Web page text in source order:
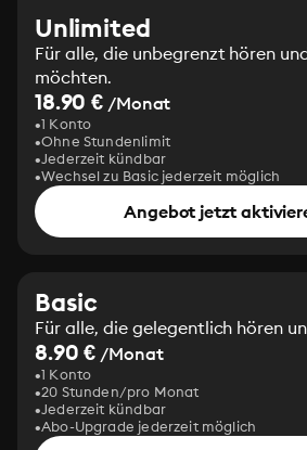
Unlimited
Für alle, die unbegrenzt hören
möchten.
18.90 € /Monat
1 Konto
Ohne Stundenlimit
Jederzeit kündbar
Wechsel zu Basic jederzeit möglich
Angebot jetzt
Basic
Für alle, die gelegentlich hören
8.90 € /Monat
1 Konto
20 Stunden/pro Monat
Jederzeit kündbar
Abo-Upgrade jederzeit möglich